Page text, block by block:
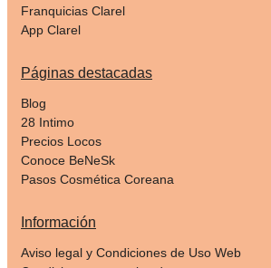
Franquicias Clarel
App Clarel
Páginas destacadas
Blog
28 Intimo
Precios Locos
Conoce BeNeSk
Pasos Cosmética Coreana
Información
Aviso legal y Condiciones de Uso Web